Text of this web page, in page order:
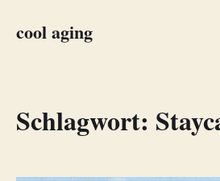
cool aging
Schlagwort: